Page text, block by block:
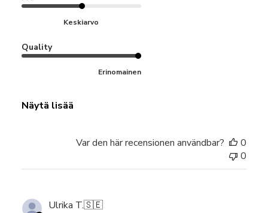
Keskiarvo
Quality
Erinomainen
Näytä lisää
Var den här recensionen användbar?
0
0
Ulrika T.🇸🇪